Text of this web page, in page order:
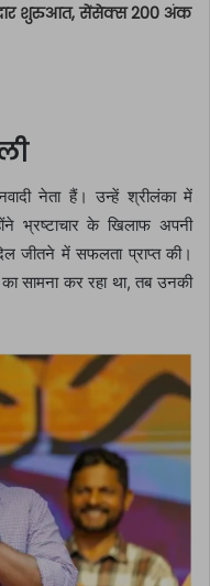
शुरुआत, सेंसेक्स 200 अंक
नेता हैं। उन्हें श्रीलंका में
भ्रष्टाचार के खिलाफ अपनी
जीतने में सफलता प्राप्त की।
सामना कर रहा था, तब उनकी